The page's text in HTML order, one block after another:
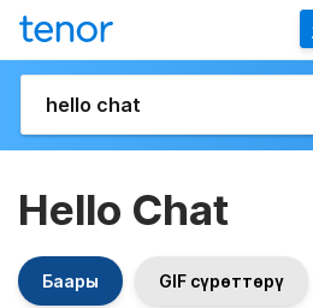
Hello Chat
Баары GIF сүрөттөрү